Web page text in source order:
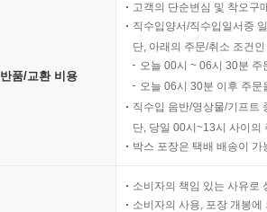
반품/교환 비용
고객의 단순변심 및 착오구
직수입양서/직수입일서중
단, 아래의 주문/취소 조건
오늘 00시 ~ 06시 30분
오늘 06시 30분 이후 주
직수입 음반/영상물/기프트
단, 당일 00시~13시 사이의
박스 포장은 택배 배송이
소비자의 책임 있는 사유로
소비자의 사용, 포장 개봉